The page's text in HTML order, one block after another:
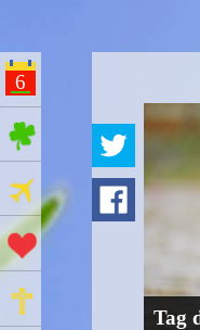
6
ges Feiertage
Ferien
Aktionstage
Gedenktage
Tag